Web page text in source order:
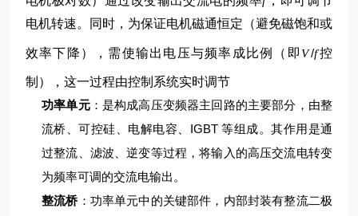
电机转速。同时，为保证电机磁通恒定（避免磁饱和或
效率下降），需使输出电压与频率成比例（即 V /f控
制），这一过程由控制系统实时调节
功率单元：是构成高压变频器主回路的主要部分，由整
流桥、可控硅、电解电容、IGBT 等组成。其作用是通
过整流、滤波、逆变等过程，将输入的高压交流电转变
为频率可调的交流电输出。
整流桥：功率单元中的关键部件，内部封装有整流二极